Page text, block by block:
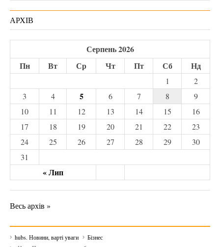
АРХІВ
Серпень 2026
Пн
Вт Ср Чт Пт Сб Нд
« Лип
1
2
3
4 5 6 7 8
9
10
11 12 13 14 15
16
17
18 19 20 21 22
23
24
25 26 27 28 29
30
31
Весь архів »
hubs. Новини, варті уваги
Бізнес